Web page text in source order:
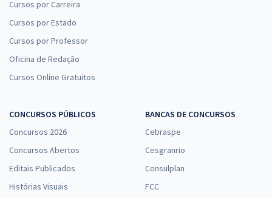
Cursos por Carreira
Cursos por Estado
Cursos por Professor
Oficina de Redação
Cursos Online Gratuitos
CONCURSOS PÚBLICOS
Concursos 2026
Concursos Abertos
Editais Publicados
Histórias Visuais
BANCAS DE CONCURSOS
Cebraspe
Cesgranrio
Consulplan
FCC